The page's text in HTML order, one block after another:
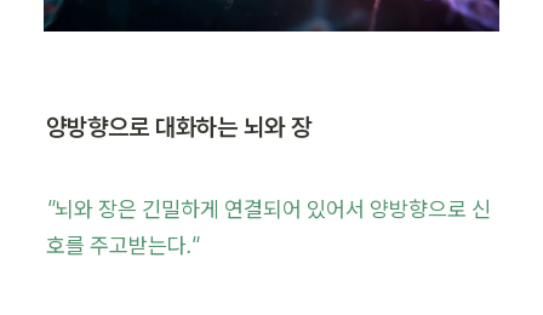
양방향으로 대화하는 뇌와 장
"뇌와 장은 긴밀하게 연결되어 있어서 양방향으로 신
호를 주고받는다."